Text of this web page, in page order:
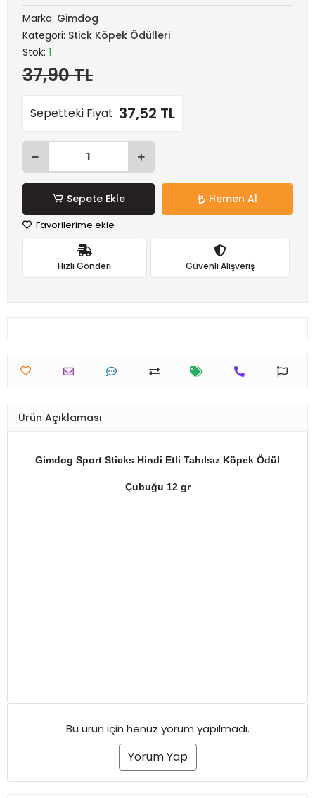
Marka: Gimdog
Kategori: Stick Köpek Ödülleri
Stok: 1
37,90 TL
Sepetteki Fiyat 37,52 TL
Sepete Ekle Hemen Al
Favorilerime ekle
Hızlı Gönderi Güvenli Alışveriş
Ürün Açıklaması
Gimdog Sport Sticks Hindi Etli Tahılsız Köpek Ödül
Çubuğu 12 gr
Bu ürün için henüz yorum yapılmadı.
Yorum Yap